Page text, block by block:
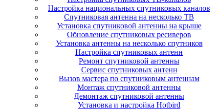
Настройка национальных спутниковых каналов
Спутниковая антенна на несколько ТВ
Установка спутниковой антенны на крыше
Обновление спутниковых ресиверов
Установка антенны на несколько спутников
Настройка спутниковых антенн
Ремонт спутниковой антенны
Сервис спутниковых антенн
Вызов мастера по спутниковым антеннам
Монтаж спутниковой антенны
Демонтаж спутниковой антенны
Установка и настройка Hotbird